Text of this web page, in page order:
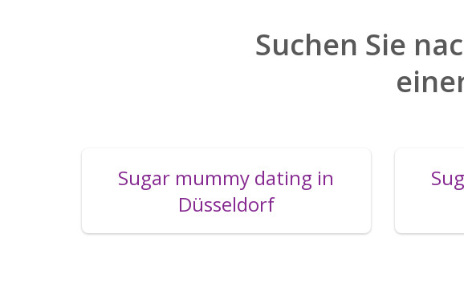
Suchen Sie
Sugar mummy dating in
Düsseldorf